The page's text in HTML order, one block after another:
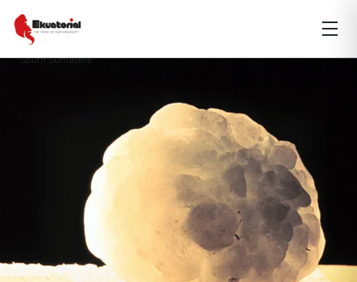
ARTIKEL
Central Sulawesi Riau
South Sumatera